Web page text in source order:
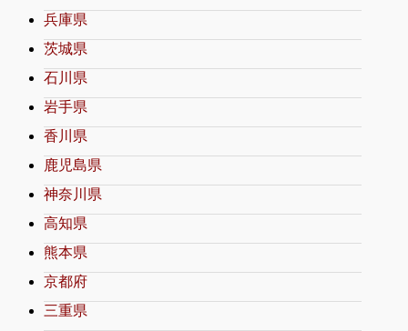
兵庫県
茨城県
石川県
岩手県
香川県
鹿児島県
神奈川県
高知県
熊本県
京都府
三重県